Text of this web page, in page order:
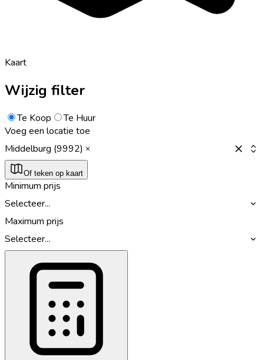
Kaart
Wijzig filter
Te Koop
Te Huur
Voeg een locatie toe
Middelburg (9992)
Of teken op kaart
Minimum prijs
Selecteer...
Maximum prijs
Selecteer...